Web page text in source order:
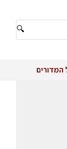
🔍
המדורים